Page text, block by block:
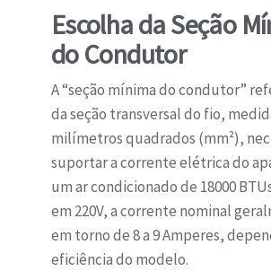
Escolha da Seção
do Condutor
A “seção mínima do condutor”
da seção transversal do fio,
milímetros quadrados (mm²),
suportar a corrente elétrica do
um ar condicionado de 18000
em 220V, a corrente nominal
em torno de 8 a 9 Amperes,
eficiência do modelo.